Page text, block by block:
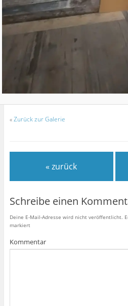
«Zurück zur Galerie
« zurück
Schreibe einen
Deine E-Mail-Adresse wird nicht veröffentlicht.
markiert
Kommentar